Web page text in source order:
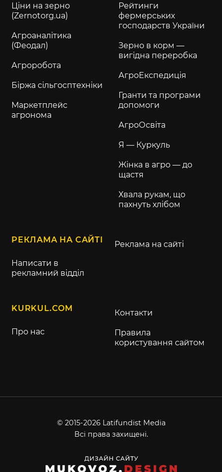
Ціни на зерно
(Zernotorg.ua)
Агроаналітика
(Феодал)
Агроробота
Біржа сільгосптехніки
Маркетплейс
агронома
Рейтинги
фермерських
господарств України
Зерно в корм —
вигідна переробка
АгроЕкспедиція
Гранти та програми
допомоги
АгроОсвіта
Я — Куркуль
Жінка в агро — до
щастя
Хвала рукам, що
пахнуть хлібом
РЕКЛАМА НА САЙТІ
Написати в
рекламний відділ
Реклама на сайті
KURKUL.COM
Про нас
Контакти
Правила
користування сайтом
© 2015-2026 Latifundist Media
Всі права захищені.